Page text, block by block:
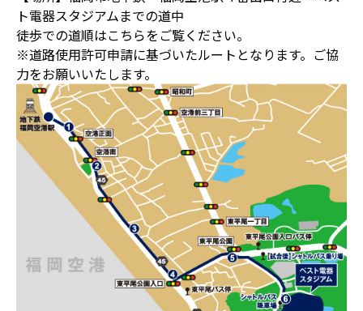
ト電器スタジアムまでの道中
徒歩での道順はこちらをご覧ください。
※道路使用許可申請に基づいたルートとなります。ご協
力をお願いいたします。